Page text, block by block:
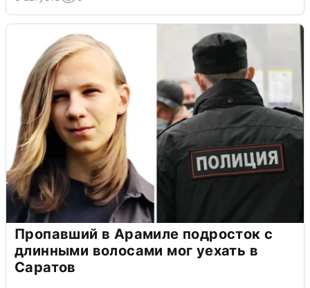
Пропавший в Арамиле подросток с
длинными волосами мог уехать в
Саратов